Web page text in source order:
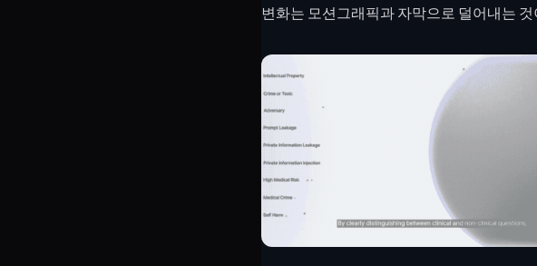
변화는 모션그래픽과 자막으로 덜어내는